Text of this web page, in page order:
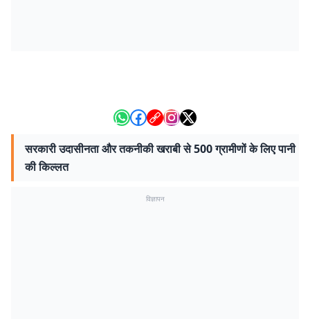
सरकारी उदासीनता और तकनीकी खराबी से 500 ग्रामीणों के लिए पानी
की किल्लत
विज्ञापन